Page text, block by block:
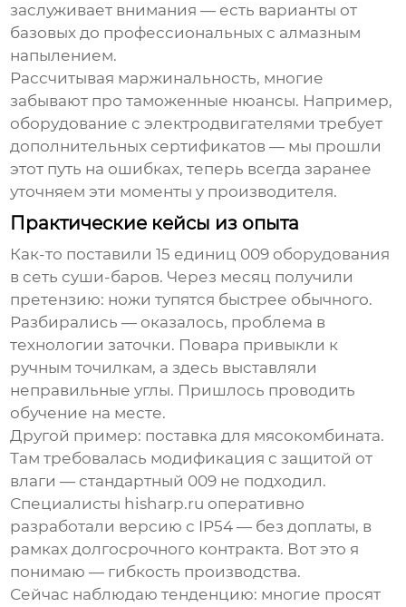
заслуживает внимания — есть варианты от
базовых до профессиональных с алмазным
напылением.
Рассчитывая маржинальность, многие
забывают про таможенные нюансы. Например,
оборудование с электродвигателями требует
дополнительных сертификатов — мы прошли
этот путь на ошибках, теперь всегда заранее
уточняем эти моменты у производителя.
Практические кейсы из опыта
Как-то поставили 15 единиц 009 оборудования
в сеть суши-баров. Через месяц получили
претензию: ножи тупятся быстрее обычного.
Разбирались — оказалось, проблема в
технологии заточки. Повара привыкли к
ручным точилкам, а здесь выставляли
неправильные углы. Пришлось проводить
обучение на месте.
Другой пример: поставка для мясокомбината.
Там требовалась модификация с защитой от
влаги — стандартный 009 не подходил.
Специалисты hisharp.ru оперативно
разработали версию с IP54 — без доплаты, в
рамках долгосрочного контракта. Вот это я
понимаю — гибкость производства.
Сейчас наблюдаю тенденцию: многие просят